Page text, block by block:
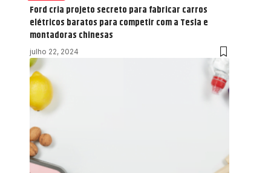
Ford cria projeto secreto para fabricar carros
elétricos baratos para competir com a Tesla e
montadoras chinesas
julho 22, 2024